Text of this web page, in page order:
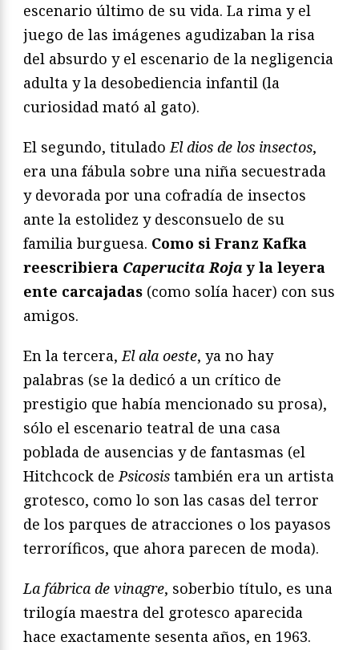
escenario último de su vida. La rima y el
juego de las imágenes agudizaban la risa
del absurdo y el escenario de la negligencia
adulta y la desobediencia infantil (la
curiosidad mató al gato).
El segundo, tituladoEl dios de los insectos,
era una fábula sobre una niña secuestrada
y devorada por una cofradía de insectos
ante la estolidez y desconsuelo de su
familia burguesa. Como si Franz Kafka
reescribiera Caperucita Rojay la leyera
ente carcajadas (como solía hacer) con sus
amigos.
En la tercera,El ala oeste, ya no hay
palabras (se la dedicó a un crítico de
prestigio que había mencionado su prosa),
sólo el escenario teatral de una casa
poblada de ausencias y de fantasmas (el
Hitchcock dePsicosis también era un artista
grotesco, como lo son las casas del terror
de los parques de atracciones o los payasos
terroríficos, que ahora parecen de moda).
La fábrica de vinagre, soberbio título, es una
trilogía maestra del grotesco aparecida
hace exactamente sesenta años, en 1963.